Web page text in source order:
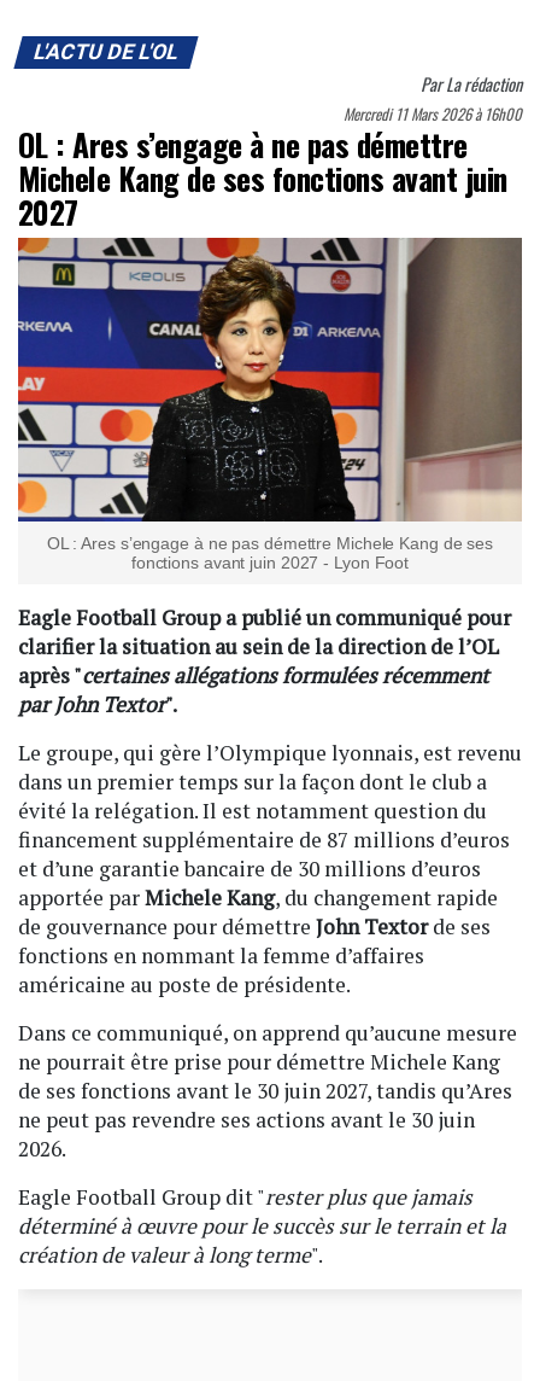
L'ACTU DE L'OL
ParLa rédaction
Mercredi 11 Mars 2026 à 16h00
OL : Ares s’engage à ne pas démettre
Michele Kang de ses fonctions avant juin
2027
OL : Ares s’engage à ne pas démettre Michele Kang de ses
fonctions avant juin 2027 - Lyon Foot
Eagle Football Group a publié un communiqué pour
clarifier la situation au sein de la direction de l’OL
après "certaines allégations formulées récemment
par John Textor".
Le groupe, qui gère l’Olympique lyonnais, est revenu
dans un premier temps sur la façon dont le club a
évité la relégation. Il est notamment question du
financement supplémentaire de 87 millions d’euros
et d’une garantie bancaire de 30 millions d’euros
apportée parMichele Kang, du changement rapide
de gouvernance pour démettre John Textorde ses
fonctions en nommant la femme d’affaires
américaine au poste de présidente.
Dans ce communiqué, on apprend qu’aucune mesure
ne pourrait être prise pour démettre Michele Kang
de ses fonctions avant le 30 juin 2027, tandis qu’Ares
ne peut pas revendre ses actions avant le 30 juin
2026.
Eagle Football Group dit "rester plus que jamais
déterminé à œuvre pour le succès sur le terrain et la
création de valeur à long terme".